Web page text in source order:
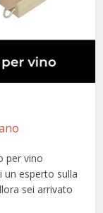
per vino
un esperto sulla
sei arrivato